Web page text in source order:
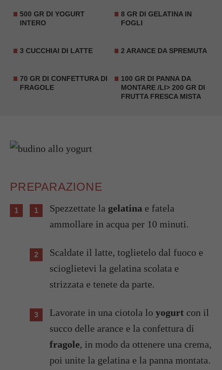
500 GR DI YOGURT
INTERO
8 GR DI GELATINA IN
FOGLI
3 CUCCHIAI DI LATTE 2 ARANCE DA SPREMUTA
70 GR DI CONFETTURA DI
FRAGOLE
100 GR DI PANNA DA
MONTARE /LI> 200 GR DI
FRUTTA FRESCA MISTA
PREPARAZIONE
Spezzettate la gelatina e fatela
ammollare in acqua per 10 minuti.
Scaldate il latte, toglietelo dal fuoco e
scioglietevi la gelatina scolata e
strizzata e tenete da parte.
Lavorate in una ciotola lo yogurt con il
succo delle arance e la confettura di
fragole, in modo da ottenere una crema,
poi unite la gelatina e la panna montata.